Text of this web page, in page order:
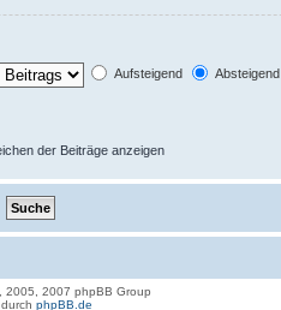
Aufsteigend Absteigend
der Beiträge anzeigen
2005, 2007 phpBB Group
phpBB.de